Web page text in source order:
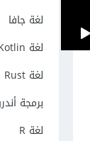
لغة جافا
لغة Kotlin
لغة Rust
برمجة
لغة R